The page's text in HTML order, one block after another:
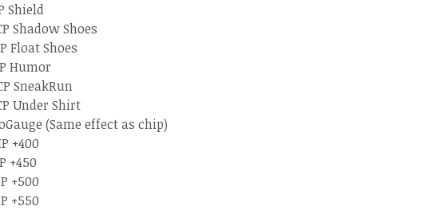
Shield
Shadow Shoes
Float Shoes
Humor
SneakRun
Under Shirt
(Same effect as chip)
+400
+450
+500
+550